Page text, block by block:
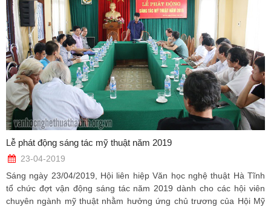
Lễ phát động sáng tác mỹ thuật năm 2019
23-04-2019
Sáng ngày 23/04/2019, Hội liên hiệp Văn học nghệ thuật Hà Tĩnh
tổ chức đợt vận động sáng tác năm 2019 dành cho các hội viên
chuyên ngành mỹ thuật nhằm hưởng ứng chủ trương của Hội Mỹ